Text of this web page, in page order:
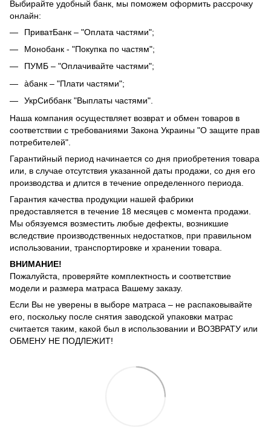
Выбирайте удобный банк, мы поможем оформить рассрочку
онлайн:
ПриватБанк – "Оплата частями";
Монобанк - "Покупка по частям";
ПУМБ – "Оплачивайте частями";
àбанк – "Плати частями";
УкрСиббанк "Выплаты частями".
Наша компания осуществляет возврат и обмен товаров в
соответствии с требованиями Закона Украины "О защите прав
потребителей".
Гарантийный период начинается со дня приобретения товара
или, в случае отсутствия указанной даты продажи, со дня его
производства и длится в течение определенного периода.
Гарантия качества продукции нашей фабрики
предоставляется в течение 18 месяцев с момента продажи.
Мы обязуемся возместить любые дефекты, возникшие
вследствие производственных недостатков, при правильном
использовании, транспортировке и хранении товара.
ВНИМАНИЕ!
Пожалуйста, проверяйте комплектность и соответствие
модели и размера матраса Вашему заказу.
Если Вы не уверены в выборе матраса – не распаковывайте
его, поскольку после снятия заводской упаковки матрас
считается таким, какой был в использовании и ВОЗВРАТУ или
ОБМЕНУ НЕ ПОДЛЕЖИТ!